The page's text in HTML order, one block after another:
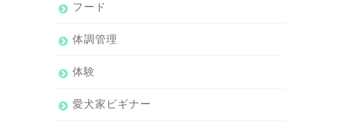
フード
体調管理
体験
愛犬家ビギナー